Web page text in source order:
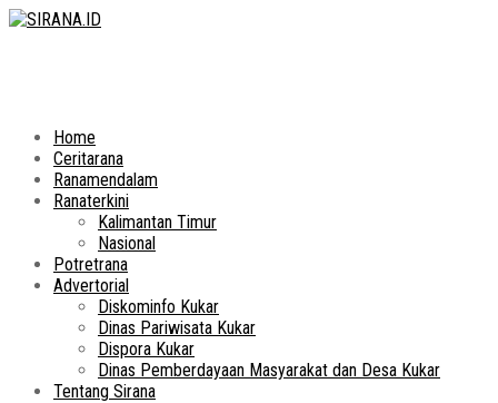
Home
Ceritarana
Ranamendalam
Ranaterkini
Kalimantan Timur
Nasional
Potretrana
Advertorial
Diskominfo Kukar
Dinas Pariwisata Kukar
Dispora Kukar
Dinas Pemberdayaan Masyarakat dan Desa Kukar
Tentang Sirana